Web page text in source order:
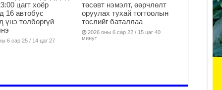
цагт хоёр
16 автобус
үнэ төлбөргүй
6 сар 25 / 14 цаг 27
төсөвт нэмэлт, өөрчлөлт
оруулах тухай тогтоолын
төслийг баталлаа
2026 оны 6 сар 22 / 15 цаг 40
минут